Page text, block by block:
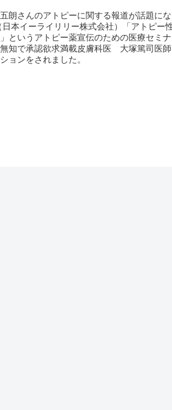
訪問相談・サポー
朗さんのアトピーに関する報道が話題に
本イーライリリー株式会社）「アトピー
というアトピー薬宣伝のための医療セミナ
知で承認欲求満載皮膚科医 大塚篤司医
ョンをされました。